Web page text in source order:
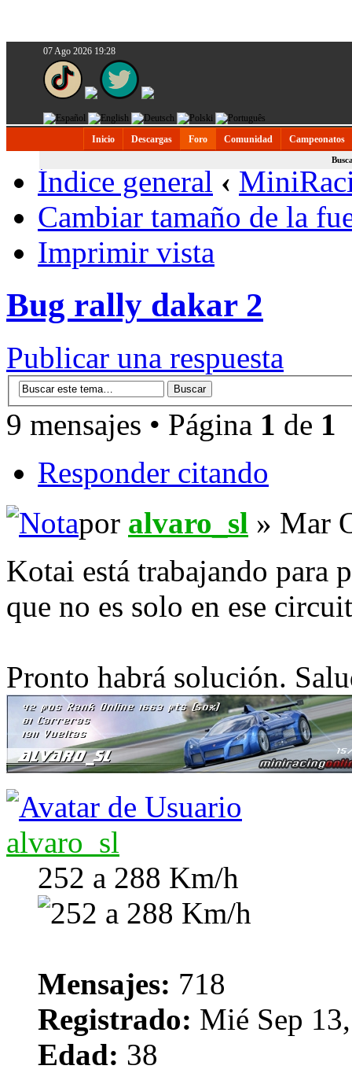
07 Ago 2026 19:28
Inicio Descargas Foro Comunidad Campeonatos
Índice general ‹
Cambiar tamaño de la
Imprimir vista
Bug rally dakar 2
Publicar una respuesta
9 mensajes • Página 1 de 1
Responder citando
por alvaro_sl » Mar
Kotai está trabajando para
que no es solo en ese
Pronto habrá solución.
alvaro_sl
252 a 288 Km/h
Mensajes: 718
Registrado: Mié Sep
Edad: 38